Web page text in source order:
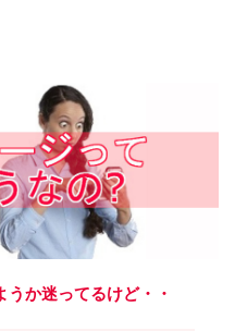
か迷ってるけど・・